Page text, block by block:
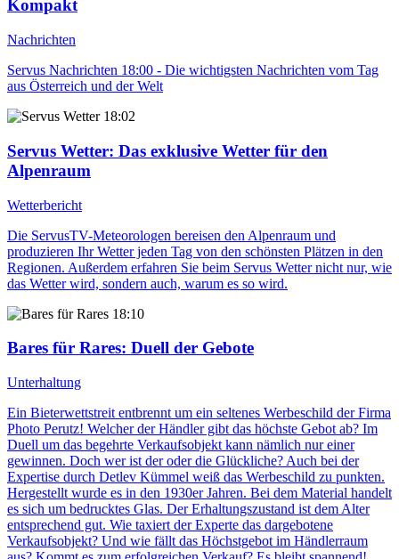
Kompakt
Nachrichten
Servus Nachrichten 18:00 - Die wichtigsten Nachrichten vom Tag
aus Österreich und der Welt
18:02
Servus Wetter: Das exklusive Wetter für den
Alpenraum
Wetterbericht
Die ServusTV-Meteorologen bereisen den Alpenraum und
produzieren Ihr Wetter jeden Tag von den schönsten Plätzen in den
Regionen. Außerdem erfahren Sie beim Servus Wetter nicht nur, wie
das Wetter wird, sondern auch, warum es so wird.
18:10
Bares für Rares: Duell der Gebote
Unterhaltung
Ein Bieterwettstreit entbrennt um ein seltenes Werbeschild der Firma
Photo Perutz! Welcher der Händler gibt das höchste Gebot ab? Im
Duell um das begehrte Verkaufsobjekt kann nämlich nur einer
gewinnen. Doch wer ist der oder die Glückliche? Auch bei der
Expertise durch Detlev Kümmel weiß das Werbeschild zu punkten.
Hergestellt wurde es in den 1930er Jahren. Bei dem Material handelt
es sich um bedrucktes Glas. Der Erhaltungszustand ist dem Alter
entsprechend gut. Wie taxiert der Experte das dargebotene
Verkaufsobjekt? Und wie fällt das Höchstgebot im Händlerraum